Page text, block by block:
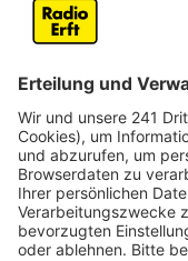
Motorradfahrer
Ein weiterer
wurde von einem
verletzt. Er
in eine Klinik
Zwei Verletzte
In Erftstadt-
einem Unfall auf